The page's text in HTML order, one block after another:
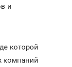
и
которой
компаний